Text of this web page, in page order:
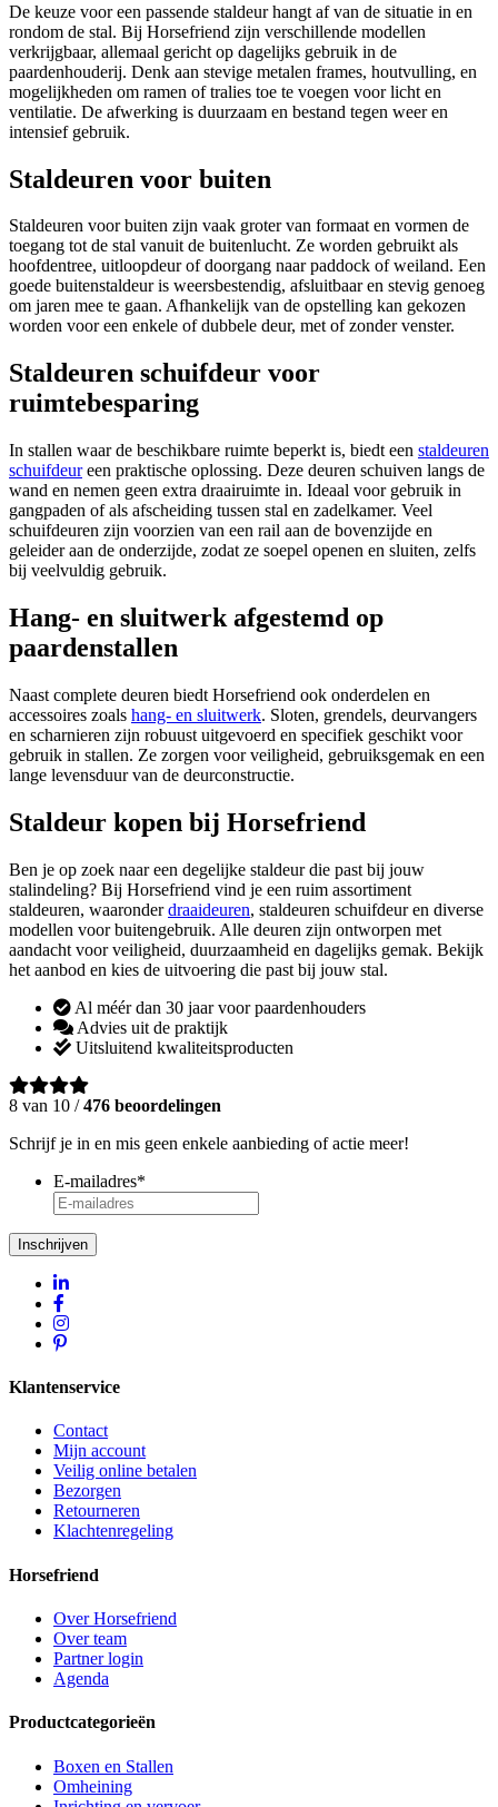
De keuze voor een passende staldeur hangt af van de situatie in en
rondom de stal. Bij Horsefriend zijn verschillende modellen
verkrijgbaar, allemaal gericht op dagelijks gebruik in de
paardenhouderij. Denk aan stevige metalen frames, houtvulling, en
mogelijkheden om ramen of tralies toe te voegen voor licht en
ventilatie. De afwerking is duurzaam en bestand tegen weer en
intensief gebruik.
Staldeuren voor buiten
Staldeuren voor buiten zijn vaak groter van formaat en vormen de
toegang tot de stal vanuit de buitenlucht. Ze worden gebruikt als
hoofdentree, uitloopdeur of doorgang naar paddock of weiland. Een
goede buitenstaldeur is weersbestendig, afsluitbaar en stevig genoeg
om jaren mee te gaan. Afhankelijk van de opstelling kan gekozen
worden voor een enkele of dubbele deur, met of zonder venster.
Staldeuren schuifdeur voor
ruimtebesparing
In stallen waar de beschikbare ruimte beperkt is, biedt een staldeuren
schuifdeureen praktische oplossing. Deze deuren schuiven langs de
wand en nemen geen extra draairuimte in. Ideaal voor gebruik in
gangpaden of als afscheiding tussen stal en zadelkamer. Veel
schuifdeuren zijn voorzien van een rail aan de bovenzijde en
geleider aan de onderzijde, zodat ze soepel openen en sluiten, zelfs
bij veelvuldig gebruik.
Hang- en sluitwerk afgestemd op
paardenstallen
Naast complete deuren biedt Horsefriend ook onderdelen en
accessoires zoals hang- en sluitwerk. Sloten, grendels, deurvangers
en scharnieren zijn robuust uitgevoerd en specifiek geschikt voor
gebruik in stallen. Ze zorgen voor veiligheid, gebruiksgemak en een
lange levensduur van de deurconstructie.
Staldeur kopen bij Horsefriend
Ben je op zoek naar een degelijke staldeur die past bij jouw
stalindeling? Bij Horsefriend vind je een ruim assortiment
staldeuren, waaronderdraaideuren, staldeuren schuifdeur en diverse
modellen voor buitengebruik. Alle deuren zijn ontworpen met
aandacht voor veiligheid, duurzaamheid en dagelijks gemak. Bekijk
het aanbod en kies de uitvoering die past bij jouw stal.
Al méér dan 30 jaar voor paardenhouders
Advies uit de praktijk
Uitsluitend kwaliteitsproducten
8 van 10 /476 beoordelingen
Schrijf je in en mis geen enkele aanbieding of actie meer!
E-mailadres*
Inschrijven
Klantenservice
Contact
Mijn account
Veilig online betalen
Bezorgen
Retourneren
Klachtenregeling
Horsefriend
Over Horsefriend
Over team
Partner login
Agenda
Productcategorieën
Boxen en Stallen
Omheining